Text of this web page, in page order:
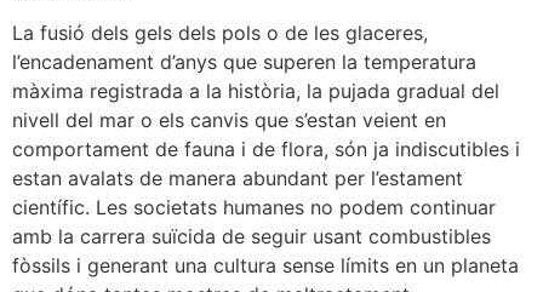
La fusió dels gels dels pols o de les glaceres,
l’encadenament d’anys que superen la temperatura
màxima registrada a la història, la pujada gradual del
nivell del mar o els canvis que s’estan veient en
comportament de fauna i de flora, són ja indiscutibles i
estan avalats de manera abundant per l’estament
científic. Les societats humanes no podem continuar
amb la carrera suïcida de seguir usant combustibles
fòssils i generant una cultura sense límits en un planeta